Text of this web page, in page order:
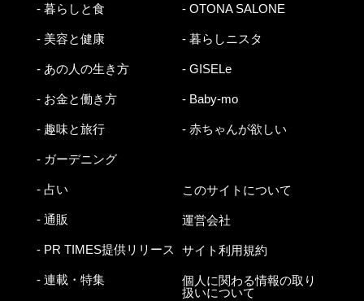
- 暮らしと食
- 美容と健康
- あの人の生き方
- お金と働き方
- 趣味と旅行
- ガーデニング
- 占い
- 通販
- PR TIMES提供リリース
- 連載・特集
- OTONA SALONE
- 暮らしニスタ
- GISELe
- Baby-mo
- 赤ちゃんが欲しい
このサイトについて
運営会社
サイト利用規約
個人に関わる情報の取り
扱いについて